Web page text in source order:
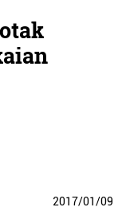
2017/01/09